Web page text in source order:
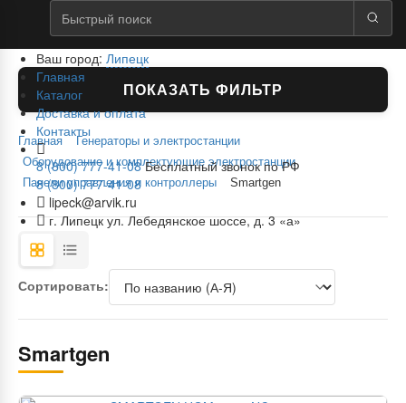
Ваш город: Липецк
Главная
Каталог
Доставка и оплата
Контакты
8 (800) 777-41-08 Бесплатный звонок по РФ
8 (800) 777-41-08
lipeck@arvik.ru
г. Липецк ул. Лебедянское шоссе, д. 3 «а»
ПОКАЗАТЬ ФИЛЬТР
Главная
Генераторы и электростанции
Оборудование и комплектующие электростанции
Панели управления и контроллеры
Smartgen
Сортировать:
Smartgen